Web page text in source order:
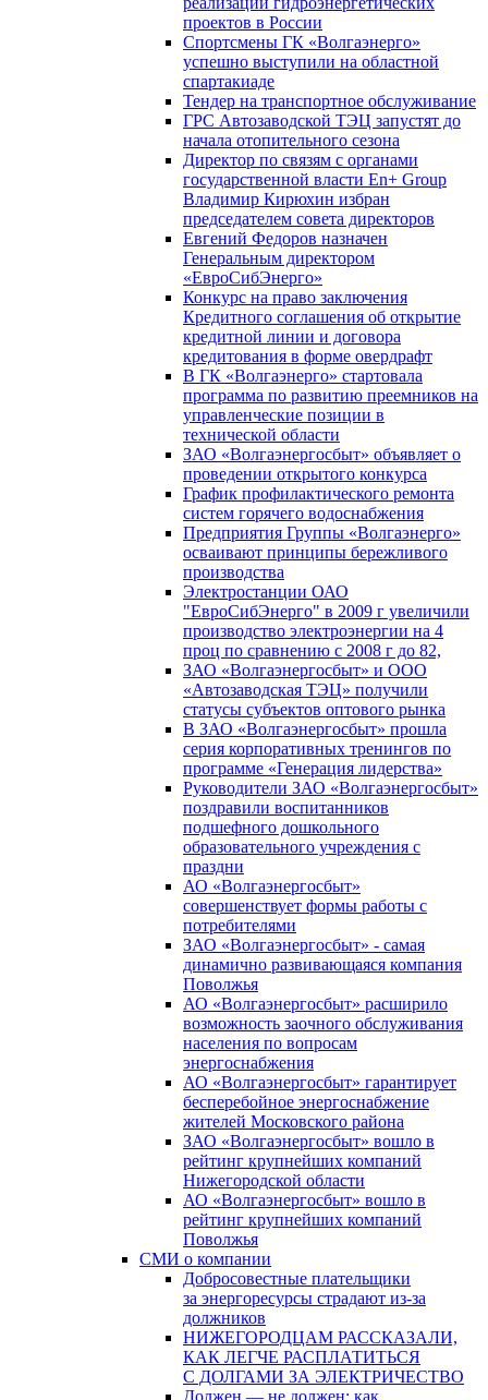
проектов в России
Спортсмены ГК «Волгаэнерго»
успешно выступили на областной
спартакиаде
Тендер на транспортное обслуживание
ГРС Автозаводской ТЭЦ запустят до
начала отопительного сезона
Директор по связям с органами
государственной власти En+ Group
Владимир Кирюхин избран
председателем совета директоров
Евгений Федоров назначен
Генеральным директором
«ЕвроСибЭнерго»
Конкурс на право заключения
Кредитного соглашения об открытие
кредитной линии и договора
кредитования в форме овердрафт
В ГК «Волгаэнерго» стартовала
программа по развитию преемников на
управленческие позиции в
технической области
ЗАО «Волгаэнергосбыт» объявляет о
проведении открытого конкурса
График профилактического ремонта
систем горячего водоснабжения
Предприятия Группы «Волгаэнерго»
осваивают принципы бережливого
производства
Электростанции ОАО
"ЕвроСибЭнерго" в 2009 г увеличили
производство электроэнергии на 4
проц по сравнению с 2008 г до 82,
ЗАО «Волгаэнергосбыт» и ООО
«Автозаводская ТЭЦ» получили
статусы субъектов оптового рынка
В ЗАО «Волгаэнергосбыт» прошла
серия корпоративных тренингов по
программе «Генерация лидерства»
Руководители ЗАО «Волгаэнергосбыт»
поздравили воспитанников
подшефного дошкольного
образовательного учреждения с
праздни
АО «Волгаэнергосбыт»
совершенствует формы работы с
потребителями
ЗАО «Волгаэнергосбыт» - самая
динамично развивающаяся компания
Поволжья
АО «Волгаэнергосбыт» расширило
возможность заочного обслуживания
населения по вопросам
энергоснабжения
АО «Волгаэнергосбыт» гарантирует
бесперебойное энергоснабжение
жителей Московского района
ЗАО «Волгаэнергосбыт» вошло в
рейтинг крупнейших компаний
Нижегородской области
АО «Волгаэнергосбыт» вошло в
рейтинг крупнейших компаний
Поволжья
СМИ о компании
Добросовестные плательщики
за энергоресурсы страдают из-за
должников
НИЖЕГОРОДЦАМ РАССКАЗАЛИ,
КАК ЛЕГЧЕ РАСПЛАТИТЬСЯ
С ДОЛГАМИ ЗА ЭЛЕКТРИЧЕСТВО